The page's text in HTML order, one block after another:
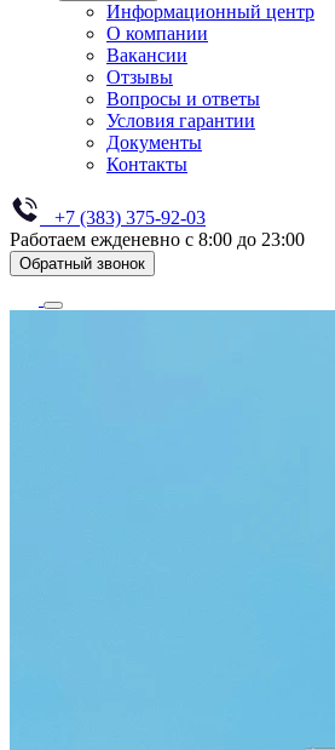
Информационный центр
О компании
Вакансии
Отзывы
Вопросы и ответы
Условия гарантии
Документы
Контакты
+7 (383) 375-92-03
Работаем ежденевно с 8:00 до 23:00
Обратный звонок